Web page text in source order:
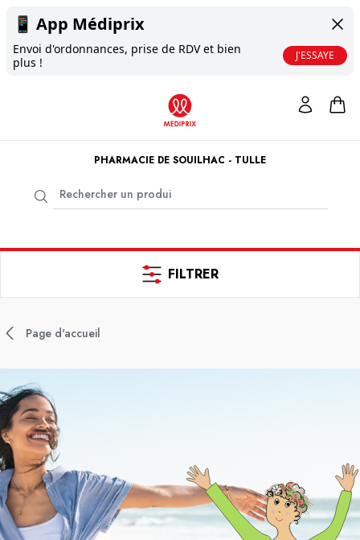
📱 App Médiprix
Envoi d'ordonnances, prise de RDV et bien
plus !
J'ESSAYE
PHARMACIE DE SOUILHAC - TULLE
FILTRER
Page d'accueil